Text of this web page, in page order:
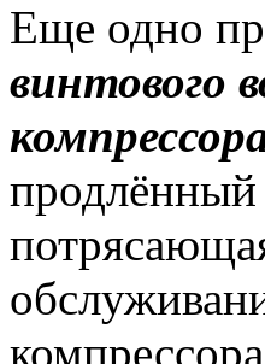
Еще одно
винтового